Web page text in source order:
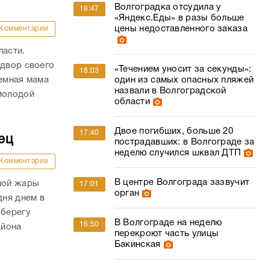
Комментарии
своего
мама
Комментарии
жары
днем в
18:47
Волгоградка отсудила у
«Яндекс.Еды» в разы больше
цены недоставленного заказа
18:03
«Течением уносит за секунды»:
один из самых опасных пляжей
назвали в Волгоградской
области
17:40
Двое погибших, больше 20
пострадавших: в Волгограде за
неделю случился шквал ДТП
17:01
В центре Волгограда зазвучит
орган
16:50
В Волгограде на неделю
перекроют часть улицы
Бакинская